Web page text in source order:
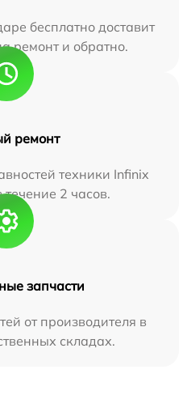
бесплатно доставит
ремонт и обратно.
ремонт
техники Infinix
2 часов.
запчасти
от производителя в
складах.